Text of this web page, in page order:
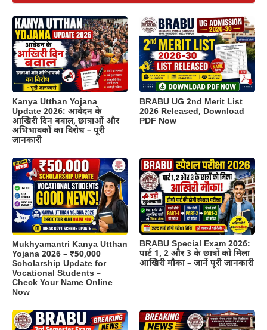
Kanya Utthan Yojana
Update 2026: आवेदन के
आखिरी दिन बवाल, छात्राओं और
अभिभावकों का विरोध – पूरी
जानकारी
BRABU UG 2nd Merit List
2026 Released, Download
PDF Now
Mukhyamantri Kanya Utthan
Yojana 2026 – ₹50,000
Scholarship Update for
Vocational Students –
Check Your Name Online
Now
BRABU Special Exam 2026:
पार्ट 1, 2 और 3 के छात्रों को मिला
आखिरी मौका – जानें पूरी जानकारी